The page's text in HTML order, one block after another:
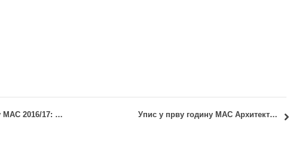
Упис у прву годину МАС 2016/17: ДИНАМИКА УПИСА и УПУТСТВО ЗА УПИС Упис у прву годину МАС Архитектура 2016/17: Решење Комисије за спровођење уписа и КОНАЧНЕ РАНГ ЛИСТЕ